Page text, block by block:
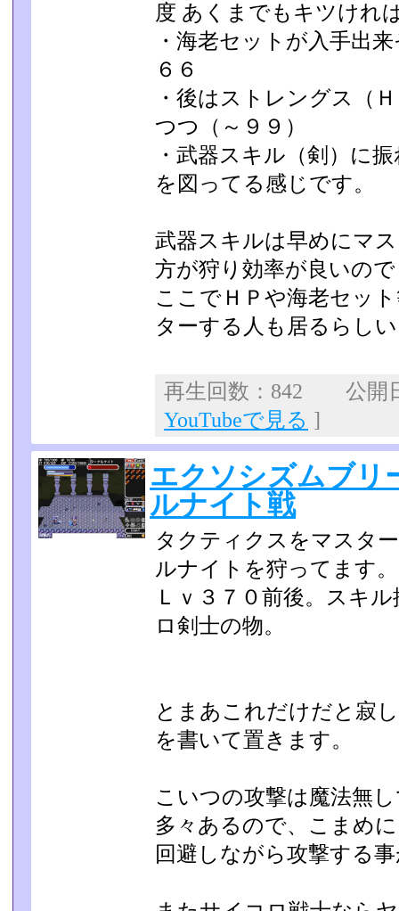
度 あくまでもキツけれ
・海老セットが入手出
６６
・後はストレングス（
つつ（～９９）
・武器スキル（剣）に
を図ってる感じです。
武器スキルは早めにマ
方が狩り効率が良いので
ここでＨＰや海老セッ
ターする人も居るらし
再生回数：842 公開
YouTubeで見る ]
エクソシズムブ
ルナイト戦
タクティクスをマスタ
ルナイトを狩ってます。
Ｌｖ３７０前後。スキ
ロ剣士の物。
とまあこれだけだと寂
を書いて置きます。
こいつの攻撃は魔法無
多々あるので、こまめ
回避しながら攻撃する